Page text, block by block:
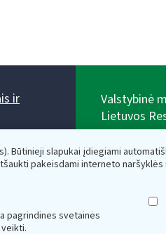
Būtinieji slapukai įdiegiami
pakeisdami interneto
pagrindines svetainės
ir
val.
Valstybinė
Lietuvos
adresas: Vasario
el.paštas:
Lietuvos
saugomi